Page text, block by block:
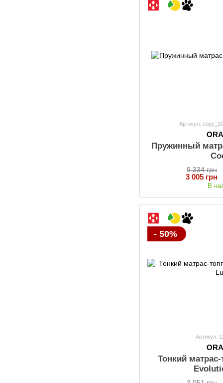
Артикул:
Пружинный
9 334 грн
3 005 грн
В
- 50%
Артикул:
Тонкий